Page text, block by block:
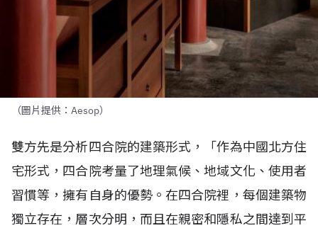
（圖片提供：Aesop）
雙方先是分析四合院的建築形式，「作為中國北方住
宅形式，四合院考量了地理氣候、地域文化、使用者
習慣等，擁有自身的優勢。在四合院裡，每個建築物
獨立存在，層次分明，而且在親密和隱私之間達到平